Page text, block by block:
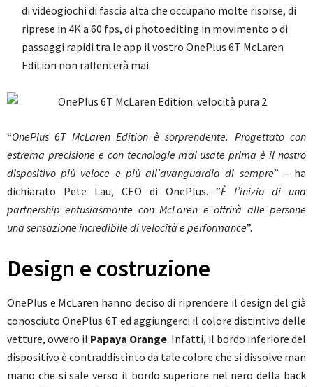
di videogiochi di fascia alta che occupano molte risorse, di
riprese in 4K a 60 fps, di photoediting in movimento o di
passaggi rapidi tra le app il vostro OnePlus 6T McLaren
Edition non rallenterà mai.
“OnePlus 6T McLaren Edition è sorprendente. Progettato con
estrema precisione e con tecnologie mai usate prima è il nostro
dispositivo più veloce e più all’avanguardia di sempre” – ha
dichiarato Pete Lau, CEO di OnePlus. “È l’inizio di una
partnership entusiasmante con McLaren e offrirà alle persone
una sensazione incredibile di velocità e performance”.
Design e costruzione
OnePlus e McLaren hanno deciso di riprendere il design del già
conosciuto OnePlus 6T ed aggiungerci il colore distintivo delle
vetture, ovvero il Papaya Orange. Infatti, il bordo inferiore del
dispositivo è contraddistinto da tale colore che si dissolve man
mano che si sale verso il bordo superiore nel nero della back